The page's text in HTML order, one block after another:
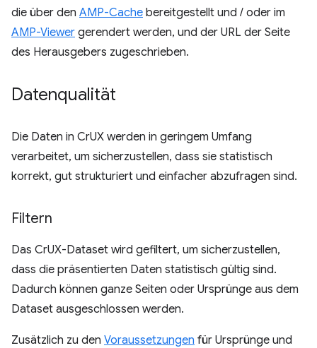
die über den AMP-Cache bereitgestellt und / oder im
AMP-Viewer gerendert werden, und der URL der Seite
des Herausgebers zugeschrieben.
Datenqualität
Die Daten in CrUX werden in geringem Umfang
verarbeitet, um sicherzustellen, dass sie statistisch
korrekt, gut strukturiert und einfacher abzufragen sind.
Filtern
Das CrUX-Dataset wird gefiltert, um sicherzustellen,
dass die präsentierten Daten statistisch gültig sind.
Dadurch können ganze Seiten oder Ursprünge aus dem
Dataset ausgeschlossen werden.
Zusätzlich zu den Voraussetzungen für Ursprünge und